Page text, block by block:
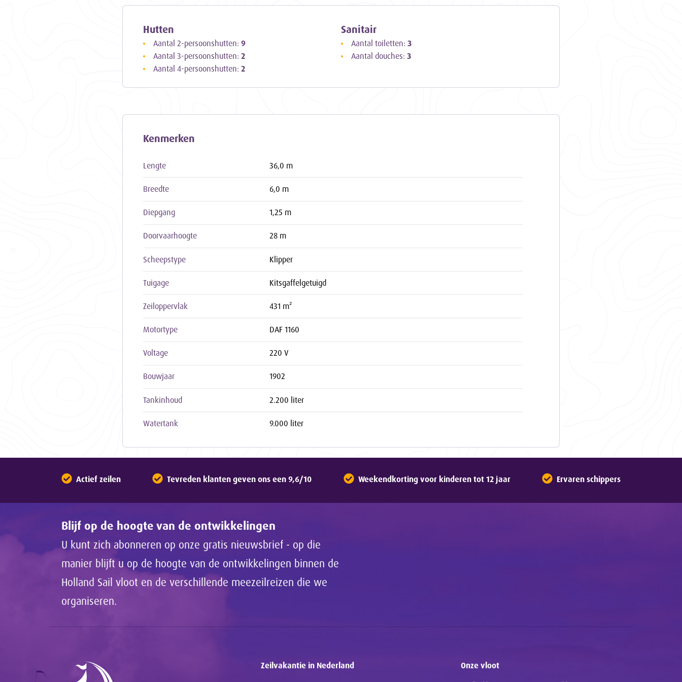
gezelligheid tijdens een zeiltocht die je niet snel zult vergeten!
Hutten
Aantal 2-persoonshutten: 9
Aantal 3-persoonshutten: 2
Aantal 4-persoonshutten: 2
Sanitair
Aantal toiletten: 3
Aantal douches: 3
Kenmerken
Lengte 36,0 m
Breedte 6,0 m
Diepgang 1,25 m
Doorvaarhoogte 28 m
Scheepstype Klipper
Tuigage Kitsgaffelgetuigd
Zeiloppervlak 431 m²
Motortype DAF 1160
Voltage 220 V
Bouwjaar 1902
Tankinhoud 2.200 liter
Watertank 9.000 liter
Actief zeilen Tevreden klanten geven ons een 9,6/10 Weekendkorting voor kinderen tot 12 jaar Ervaren schippers
Blijf op de hoogte van de ontwikkelingen
U kunt zich abonneren op onze gratis nieuwsbrief - op die
manier blijft u op de hoogte van de ontwikkelingen binnen de
Holland Sail vloot en de verschillende meezeilreizen die we
organiseren.
Zeilvakantie in Nederland Onze vloot